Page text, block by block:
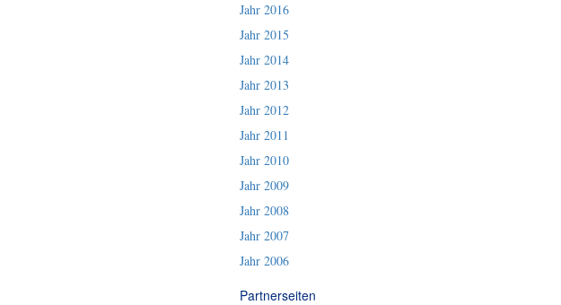
Jahr 2016
Jahr 2015
Jahr 2014
Jahr 2013
Jahr 2012
Jahr 2011
Jahr 2010
Jahr 2009
Jahr 2008
Jahr 2007
Jahr 2006
Partnerseiten